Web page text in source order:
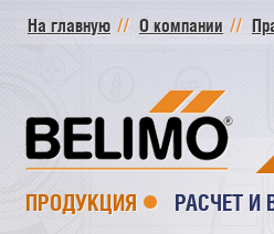
На главную О компании
ПРОДУКЦИЯ РАСЧЕТ И